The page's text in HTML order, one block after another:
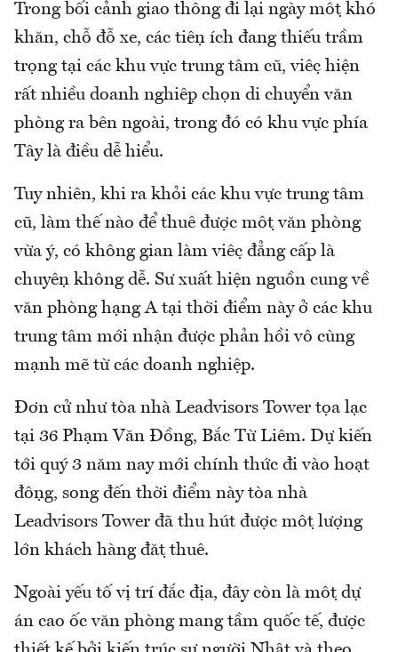
Trong bối cảnh giao thông đi lại ngày một khó
khăn, chỗ đỗ xe, các tiện ích đang thiếu trầm
trọng tại các khu vực trung tâm cũ, việc hiện
rất nhiều doanh nghiệp chọn di chuyển văn
phòng ra bên ngoài, trong đó có khu vực phía
Tây là điều dễ hiểu.
Tuy nhiên, khi ra khỏi các khu vực trung tâm
cũ, làm thế nào để thuê được một văn phòng
vừa ý, có không gian làm việc đẳng cấp là
chuyện không dễ. Sư xuất hiện nguồn cung về
văn phòng hạng A tại thời điểm này ở các khu
trung tâm mới nhận được phản hồi vô cùng
mạnh mẽ từ các doanh nghiệp.
Đơn cử như tòa nhà Leadvisors Tower tọa lạc
tại 36 Phạm Văn Đồng, Bắc Từ Liêm. Dự kiến
tới quý 3 năm nay mới chính thức đi vào hoạt
động, song đến thời điểm này tòa nhà
Leadvisors Tower đã thu hút được một lượng
lớn khách hàng đặt thuê.
Ngoài yếu tố vị trí đắc địa, đây còn là một dự
án cao ốc văn phòng mang tầm quốc tế, được